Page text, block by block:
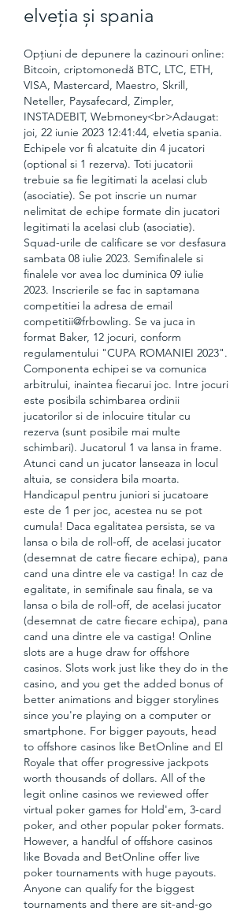
elveția și spania
Opțiuni de depunere la cazinouri online:
Bitcoin, criptomonedă BTC, LTC, ETH,
VISA, Mastercard, Maestro, Skrill,
Neteller, Paysafecard, Zimpler,
INSTADEBIT, Webmoney<br>Adaugat:
joi, 22 iunie 2023 12:41:44, elvetia spania.
Echipele vor fi alcatuite din 4 jucatori
(optional si 1 rezerva). Toti jucatorii
trebuie sa fie legitimati la acelasi club
(asociatie). Se pot inscrie un numar
nelimitat de echipe formate din jucatori
legitimati la acelasi club (asociatie).
Squad-urile de calificare se vor desfasura
sambata 08 iulie 2023. Semifinalele si
finalele vor avea loc duminica 09 iulie
2023. Inscrierile se fac in saptamana
competitiei la adresa de email
competitii@frbowling. Se va juca in
format Baker, 12 jocuri, conform
regulamentului "CUPA ROMANIEI 2023".
Componenta echipei se va comunica
arbitrului, inaintea fiecarui joc. Intre jocuri
este posibila schimbarea ordinii
jucatorilor si de inlocuire titular cu
rezerva (sunt posibile mai multe
schimbari). Jucatorul 1 va lansa in frame.
Atunci cand un jucator lanseaza in locul
altuia, se considera bila moarta.
Handicapul pentru juniori si jucatoare
este de 1 per joc, acestea nu se pot
cumula! Daca egalitatea persista, se va
lansa o bila de roll-off, de acelasi jucator
(desemnat de catre fiecare echipa), pana
cand una dintre ele va castiga! In caz de
egalitate, in semifinale sau finala, se va
lansa o bila de roll-off, de acelasi jucator
(desemnat de catre fiecare echipa), pana
cand una dintre ele va castiga! Online
slots are a huge draw for offshore
casinos. Slots work just like they do in the
casino, and you get the added bonus of
better animations and bigger storylines
since you're playing on a computer or
smartphone. For bigger payouts, head
to offshore casinos like BetOnline and El
Royale that offer progressive jackpots
worth thousands of dollars. All of the
legit online casinos we reviewed offer
virtual poker games for Hold'em, 3-card
poker, and other popular poker formats.
However, a handful of offshore casinos
like Bovada and BetOnline offer live
poker tournaments with huge payouts.
Anyone can qualify for the biggest
tournaments and there are sit-and-go